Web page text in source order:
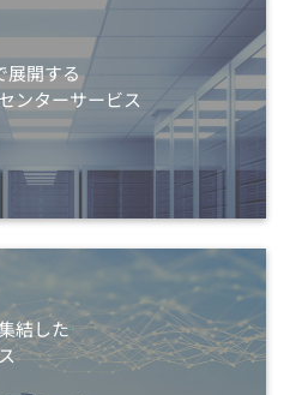
展開する
ンターサービス
結した